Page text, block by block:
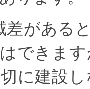
差がある
できま
に建設